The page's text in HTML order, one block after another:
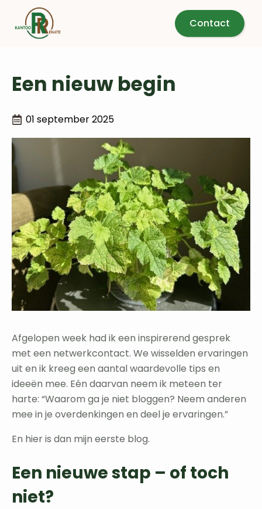
Contact
Een nieuw begin
01 september 2025
Afgelopen week had ik een inspirerend gesprek
met een netwerkcontact. We wisselden ervaringen
uit en ik kreeg een aantal waardevolle tips en
ideeën mee. Eén daarvan neem ik meteen ter
harte: “Waarom ga je niet bloggen? Neem anderen
mee in je overdenkingen en deel je ervaringen.”
En hier is dan mijn eerste blog.
Een nieuwe stap – of toch
niet?